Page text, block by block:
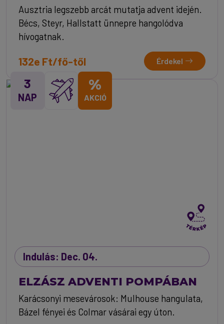
Ausztria legszebb arcát mutatja advent idején.
Bécs, Steyr, Hallstatt ünnepre hangolódva
hívogatnak.
132e Ft/fő-től Érdekel
3
NAP
%
AKCIÓ
Indulás: Dec. 04.
ELZÁSZ ADVENTI POMPÁBAN
Karácsonyi mesevárosok: Mulhouse hangulata,
Bázel fényei és Colmar vásárai egy úton.